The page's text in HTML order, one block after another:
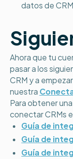
datos de
Ahora que tu
pasar a los
CRM y a
nuestra
Para obtener
conectar CRMs
Guía de
Guía de
Guía de